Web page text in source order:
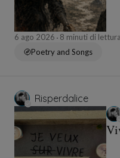
6 ago 2026
8 minuti di lettura
Poetry and Songs
Risperdalice